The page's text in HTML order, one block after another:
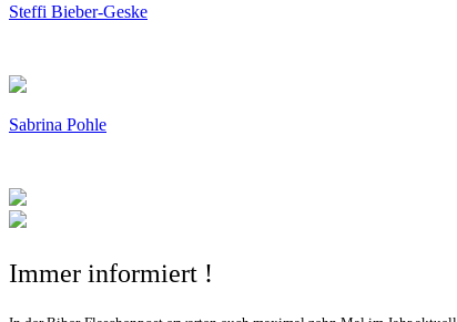
Steffi Bieber-Geske
Sabrina Pohle
Immer informiert !